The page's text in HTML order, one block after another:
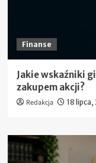
Finanse
Jakie wskaźniki
zakupem akcji?
Redakcja 18 lipca,